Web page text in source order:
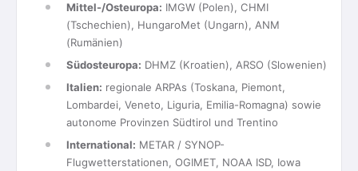
Mittel-/Osteuropa: IMGW (Polen), CHMI
(Tschechien), HungaroMet (Ungarn), ANM
(Rumänien)
Südosteuropa: DHMZ (Kroatien), ARSO (Slowenien)
Italien: regionale ARPAs (Toskana, Piemont,
Lombardei, Veneto, Liguria, Emilia-Romagna) sowie
autonome Provinzen Südtirol und Trentino
International: METAR / SYNOP-
Flugwetterstationen, OGIMET, NOAA ISD, Iowa